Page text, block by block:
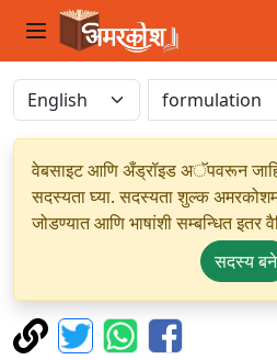
वेबसाइट आणि अँड्रॉइड अॅपवरून
सदस्यता घ्या. सदस्यता शुल्क
जोडण्यात आणि भाषांशी सम्बन्धित
सदस्य बने